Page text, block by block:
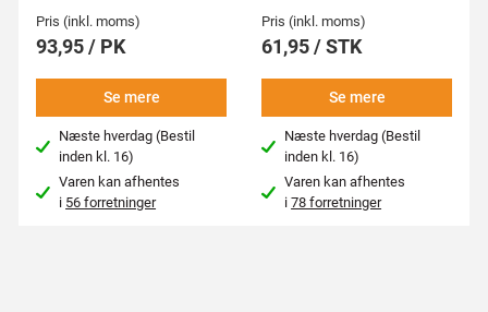
Pris (inkl. moms)
93,95 / PK
Se mere
Næste hverdag (Bestil
inden kl. 16)
Varen kan afhentes
i 56 forretninger
Pris (inkl. moms)
61,95 / STK
Se mere
Næste hverdag (Bestil
inden kl. 16)
Varen kan afhentes
i78 forretninger